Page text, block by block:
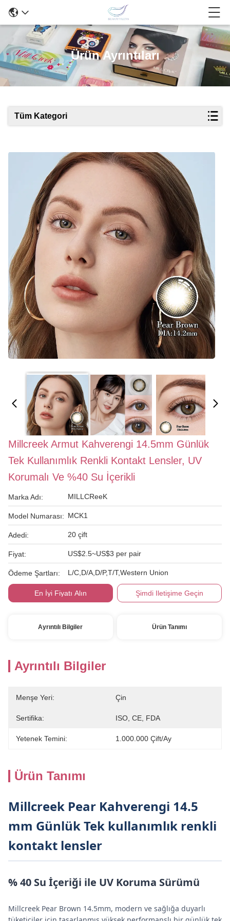
Ürün Ayrıntıları
Tüm Kategori
Millcreek Armut Kahverengi 14.5mm Günlük
Tek Kullanımlık Renkli Kontakt Lensler, UV
Korumalı Ve %40 Su İçerikli
Marka Adı: MILLCReeK
Model Numarası: MCK1
Adedi: 20 çift
Fiyat: US$2.5~US$3 per pair
Ödeme Şartları: L/C,D/A,D/P,T/T,Western Union
En İyi Fiyatı Alın Şimdi Iletişime Geçin
Ayrıntılı Bilgiler Ürün Tanımı
Ayrıntılı Bilgiler
Menşe Yeri: Çin
Sertifika: ISO, CE, FDA
Yetenek Temini: 1.000.000 Çift/ay
Ürün Tanımı
Millcreek Pear Kahverengi 14.5
mm Günlük Tek kullanımlık renkli
kontakt lensler
% 40 Su İçeriği ile UV Koruma Sürümü
Millcreek Pear Brown 14.5mm, modern ve sağlığa duyarlı